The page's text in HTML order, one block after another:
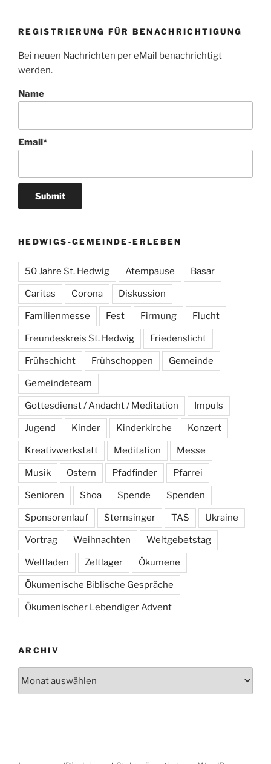
REGISTRIERUNG FÜR BENACHRICHTIGUNG
Bei neuen Nachrichten per eMail benachrichtigt
werden.
Name
Email*
HEDWIGS-GEMEINDE-ERLEBEN
50 Jahre St. Hedwig Atempause Basar
Caritas Corona Diskussion
Familienmesse Fest Firmung Flucht
Freundeskreis St. Hedwig Friedenslicht
Frühschicht Frühschoppen Gemeinde
Gemeindeteam
Gottesdienst / Andacht / Meditation Impuls
Jugend Kinder Kinderkirche Konzert
Kreativwerkstatt Meditation Messe
Musik Ostern Pfadfinder Pfarrei
Senioren Shoa Spende Spenden
Sponsorenlauf Sternsinger TAS Ukraine
Vortrag Weihnachten Weltgebetstag
Weltladen Zeltlager Ökumene
Ökumenische Biblische Gespräche
Ökumenischer Lebendiger Advent
ARCHIV